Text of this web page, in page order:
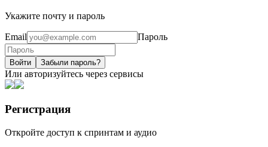
Укажите почту и пароль
Email Пароль
Войти Забыли пароль?
Или авторизуйтесь через сервисы
Регистрация
Откройте доступ к спринтам и аудио